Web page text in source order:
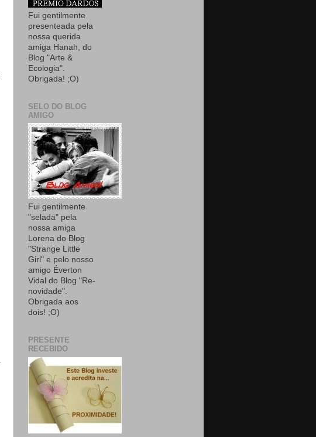
Fui gentilmente
presenteada pela
nossa querida
amiga Hanah, do
Blog "Arte &
Ecologia".
Obrigada! ;O)
SELO DO BLOG
AMIGO
Fui gentilmente
"selada" pela
nossa amiga
Lorena do Blog
"Strange Little
Girl" e pelo nosso
amigo Éverton
Vidal do Blog "Re-
novidade".
Obrigada aos
dois! ;O)
PRESENTE
RECEBIDO